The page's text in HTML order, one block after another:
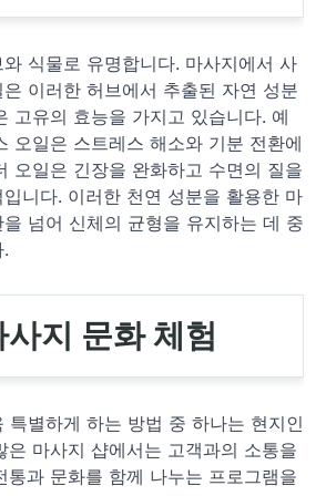
식물로 유명합니다. 마사지에서 사
이러한 허브에서 추출된 자연 성분
고유의 효능을 가지고 있습니다. 예
오일은 스트레스 해소와 기분 전환에
오일은 긴장을 완화하고 수면의 질을
니다. 이러한 천연 성분을 활용한 마
넘어 신체의 균형을 유지하는 데 중
사지 문화 체험
특별하게 하는 방법 중 하나는 현지인
은 마사지 샵에서는 고객과의 소통을
통과 문화를 함께 나누는 프로그램을